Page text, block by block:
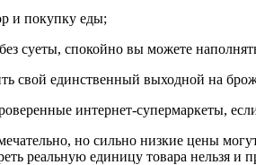
и покупку еды;
суеты, спокойно вы можете
свой единственный выходной на
интернет-супермаркеты,
но сильно низкие цены
реальную единицу товара нельзя